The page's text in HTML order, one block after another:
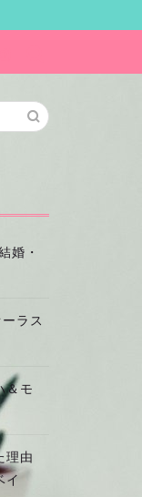
婚・
ラス
＆モ
理由
イ